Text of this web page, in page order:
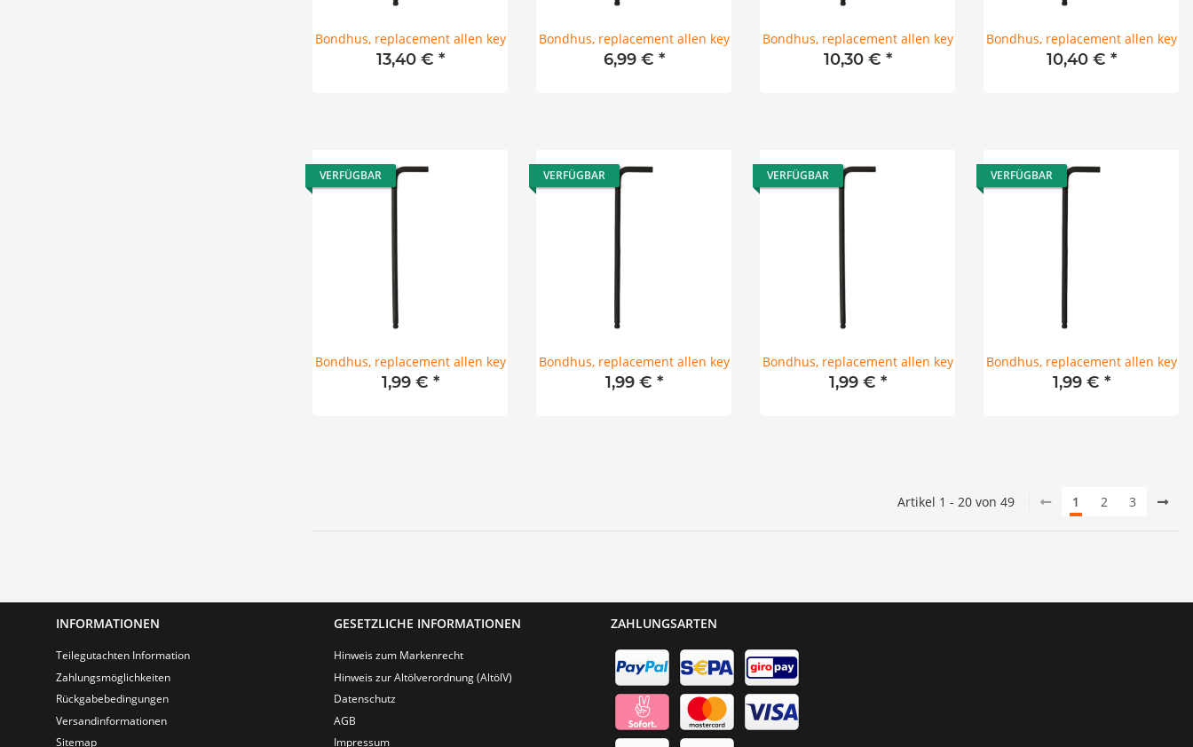
Bondhus, replacement allen key
13,40 € *
Bondhus, replacement allen key
6,99 € *
Bondhus, replacement allen key
10,30 € *
Bondhus, replacement allen key
10,40 € *
VERFÜGBAR
Bondhus, replacement allen key
1,99 € *
VERFÜGBAR
Bondhus, replacement allen key
1,99 € *
VERFÜGBAR
Bondhus, replacement allen key
1,99 € *
VERFÜGBAR
Bondhus, replacement allen key
1,99 € *
Artikel 1 - 20 von 49 1 2 3
INFORMATIONEN
Teilegutachten Information
Zahlungsmöglichkeiten
Rückgabebedingungen
Versandinformationen
Sitemap
GESETZLICHE INFORMATIONEN
Hinweis zum Markenrecht
Hinweis zur Altölverordnung (AltölV)
Datenschutz
AGB
Impressum
ZAHLUNGSARTEN